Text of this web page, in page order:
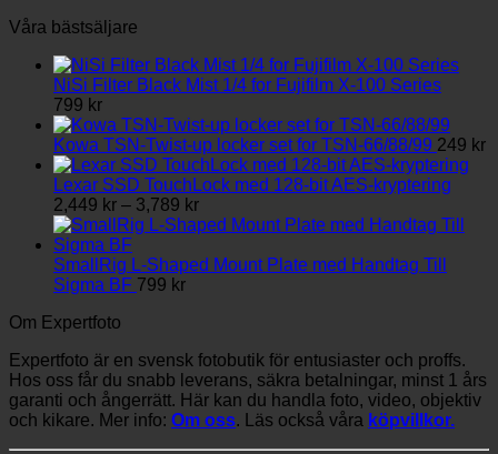
Våra bästsäljare
NiSi Filter Black Mist 1/4 for Fujifilm X-100 Series
799 kr
Kowa TSN-Twist-up locker set for TSN-66/88/99 249 kr
Lexar SSD TouchLock med 128-bit AES-kryptering
2,449 kr – 3,789 krPrisintervall:
2,449 kr
3,789 kr
SmallRig L-Shaped Mount Plate med Handtag Till
Sigma BF 799 kr
Om Expertfoto
Expertfoto är en svensk fotobutik för entusiaster och proffs.
Hos oss får du snabb leverans, säkra betalningar, minst 1 års
garanti och ångerrätt. Här kan du handla foto, video, objektiv
och kikare. Mer info: Om oss. Läs också våra köpvillkor.